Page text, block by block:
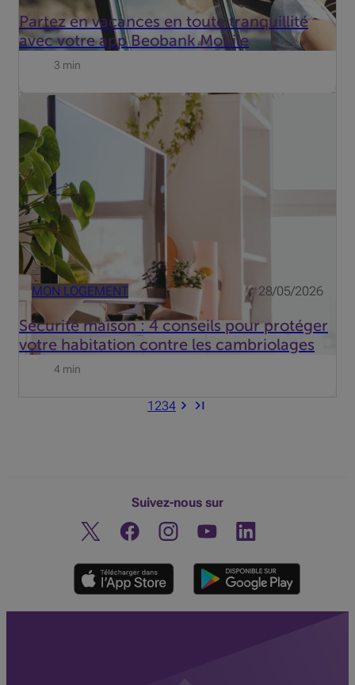
Partez en vacances en toute tranquillité
avec votre app Beobank Mobile
3 min
MON LOGEMENT 28/05/2026
Sécurité maison : 4 conseils pour protéger
votre habitation contre les cambriolages
Des jours plus courts et des nuits plus longues : c'est
exactement ce que recherchent les cambrioleurs. Mais
comment sécuriser votre maison ou appartement de
façon optimale ?
4 min
1 234
Suivez-nous sur
Twitter FacebookInstagramDécouvrez notre chaine
Linkedin